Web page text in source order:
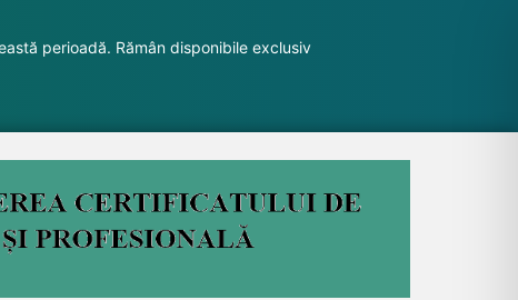
perioadă. Rămân disponibile exclusiv